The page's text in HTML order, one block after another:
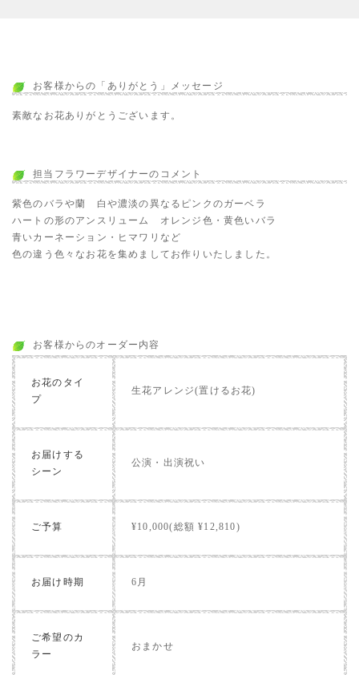
お客様からの「ありがとう」メッセージ
素敵なお花ありがとうございます。
担当フラワーデザイナーのコメント
紫色のバラや蘭 白や濃淡の異なるピンクのガーベラ
ハートの形のアンスリューム オレンジ色・黄色いバラ
青いカーネーション・ヒマワリなど
色の違う色々なお花を集めましてお作りいたしました。
お客様からのオーダー内容
お花のタイ
プ
生花アレンジ(置けるお花)
お届けする
シーン
公演・出演祝い
ご予算 ¥10,000(総額 ¥12,810)
お届け時期 6月
ご希望のカ
ラー
おまかせ